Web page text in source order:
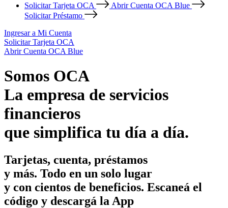
Solicitar Tarjeta OCA
Abrir Cuenta OCA Blue
Solicitar Préstamo
Ingresar a Mi Cuenta
Solicitar Tarjeta OCA
Abrir Cuenta OCA Blue
Somos OCA
La empresa de servicios
financieros
que simplifica tu día a día.
Tarjetas, cuenta, préstamos
y más. Todo en un solo lugar
y con cientos de beneficios. Escaneá el
código y descargá la App